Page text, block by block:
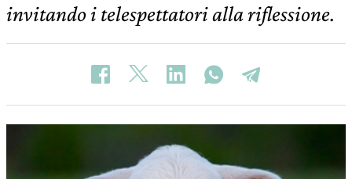
invitando i telespettatori alla riflessione.